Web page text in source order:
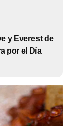
y Everest de
por el Día